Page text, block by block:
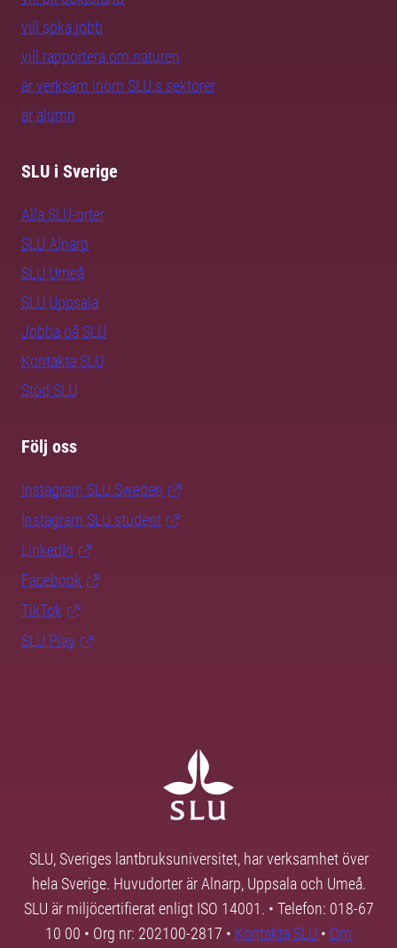
vill söka jobb
vill rapportera om naturen
är verksam inom SLU:s sektorer
är alumn
SLU i Sverige
Alla SLU-orter
SLU Alnarp
SLU Umeå
SLU Uppsala
Jobba på SLU
Kontakta SLU
Stöd SLU
Följ oss
Instagram SLU.Sweden
Instagram SLU.student
LinkedIn
Facebook
TikTok
SLU Play
SLU, Sveriges lantbruksuniversitet, har verksamhet över
hela Sverige. Huvudorter är Alnarp, Uppsala och Umeå.
SLU är miljöcertifierat enligt ISO 14001. • Telefon: 018-67
10 00 • Org nr: 202100-2817 • Kontakta SLU • Om